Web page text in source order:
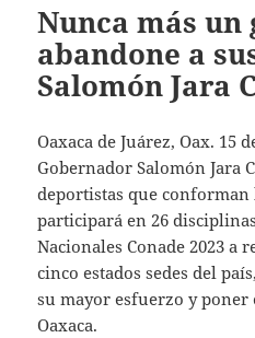
Nunca más
abandone a
Salomón Jara
Oaxaca de Juárez, Oax. 15
Gobernador Salomón Jara
deportistas que conforman
participará en 26
Nacionales Conade 2023 a
cinco estados sedes del
su mayor esfuerzo y
Oaxaca.